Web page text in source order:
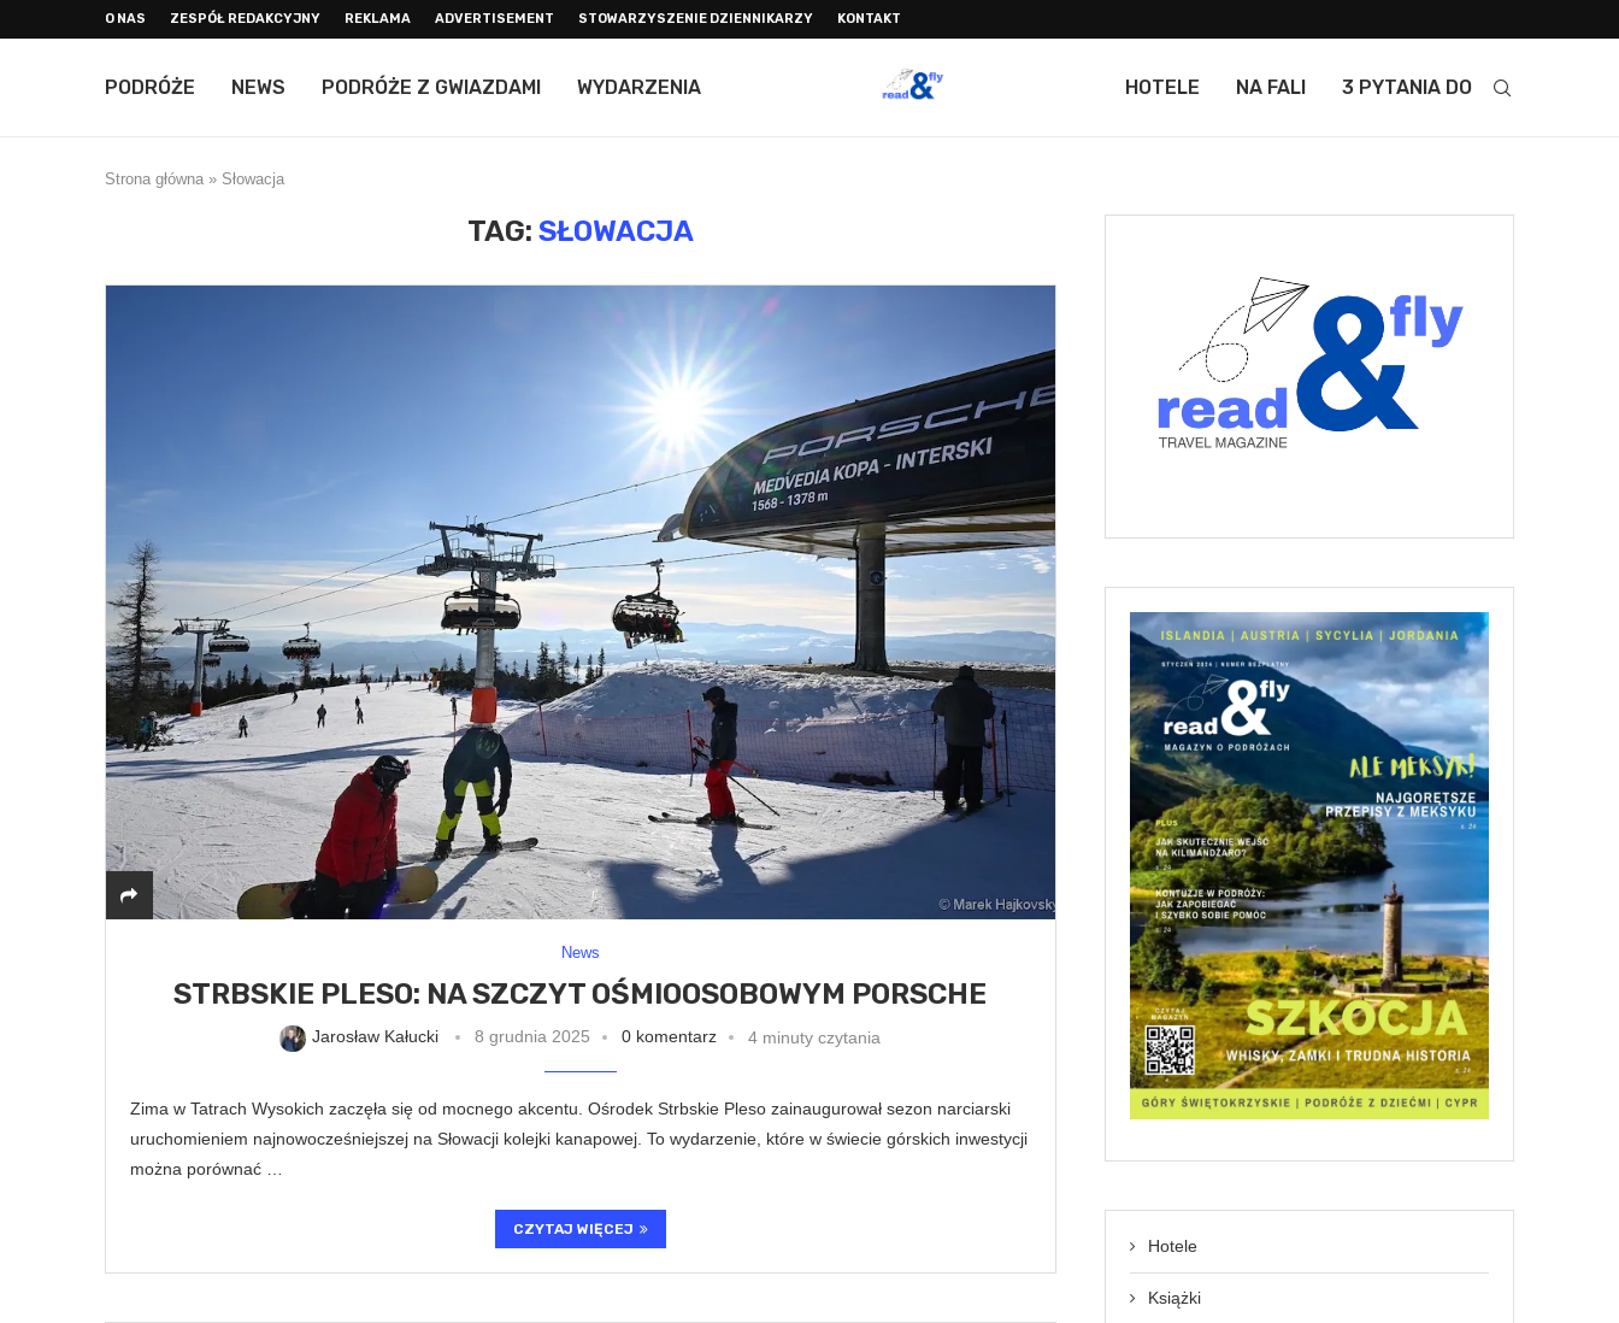
O NAS ZESPÓŁ REDAKCYJNY REKLAMA ADVERTISEMENT STOWARZYSZENIE DZIENNIKARZY KONTAKT
PODRÓŻE NEWS PODRÓŻE Z GWIAZDAMI WYDARZENIA HOTELE NA FALI 3 PYTANIA DO
Strona główna » Słowacja
TAG: SŁOWACJA
News
STRBSKIE PLESO: NA SZCZYT OŚMIOOSOBOWYM PORSCHE
Jarosław Kałucki 8 grudnia 2025 0 komentarz 4 minuty czytania
Zima w Tatrach Wysokich zaczęła się od mocnego akcentu. Ośrodek Strbskie Pleso zainaugurował sezon narciarski
uruchomieniem najnowocześniejszej na Słowacji kolejki kanapowej. To wydarzenie, które w świecie górskich inwestycji
można porównać …
CZYTAJ WIĘCEJ
Hotele
Książki